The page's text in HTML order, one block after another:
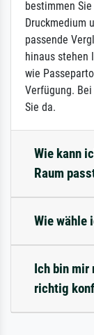
bestimmen
Druckmedium
passende
hinaus stehen
wie
Verfügung.
Sie da.
Wie kann
Raum
Wie wähle
Ich bin mir
richtig